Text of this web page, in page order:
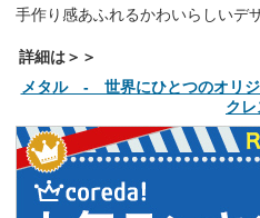
手作り感あふれるかわいらしいデ
詳細は＞＞
メタル - 世界にひとつのオリジ
クレ